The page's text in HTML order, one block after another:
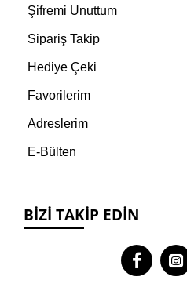
Şifremi Unuttum
Sipariş Takip
Hediye Çeki
Favorilerim
Adreslerim
E-Bülten
BIZI TAKIP EDIN